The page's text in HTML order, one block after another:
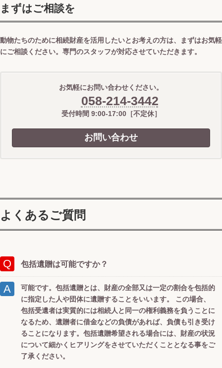
まずはご相談を
動物たちのために相続財産を活用したいとお考えの方は、まずはお気軽
にご相談ください。専門のスタッフが対応させていただきます。
お気軽にお問い合わせください。
058-214-3442
受付時間 9:00-17:00［不定休］
お問い合わせ
よくあるご質問
包括遺贈は可能ですか？
可能です。包括遺贈とは、財産の全部又は一定の割合を包括的
に指定した人や団体に遺贈することをいいます。 この場合、
包括受遺者は実質的には相続人と同一の権利義務を負うことに
なるため、遺贈者に借金などの負債があれば、負債も引き受け
ることになります。包括遺贈希望される場合には、財産の状況
について細かくヒアリングをさせていただくこととなる事をご
了承ください。